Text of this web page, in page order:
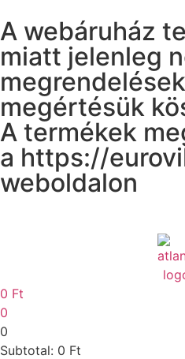
A webáruház
miatt jelenleg
megértésük
A termékek
a https://
weboldalon
0 Ft
0
0
Subtotal: 0 Ft